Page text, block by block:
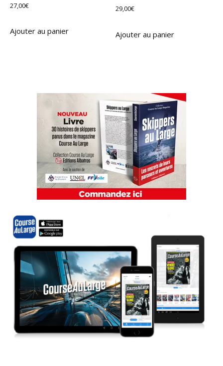
27,00€
Ajouter au panier
29,00€
Ajouter au panier